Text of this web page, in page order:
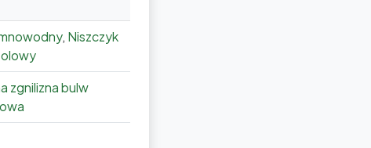
, Niszczyk
zgnilizna bulw